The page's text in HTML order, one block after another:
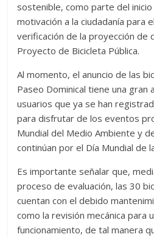
sostenible, como parte del
motivación a la ciudadanía para
verificación de la proyección de
Proyecto de Bicicleta Pública.
Al momento, el anuncio de las
Paseo Dominical tiene una
usuarios que ya se han
para disfrutar de los eventos
Mundial del Medio Ambiente y
continúan por el Día Mundial de
Es importante señalar que,
proceso de evaluación, las 30
cuentan con el debido
como la revisión mecánica para
funcionamiento, de tal manera